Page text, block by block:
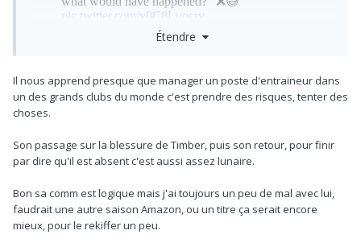
Il a dit surtout qu'il en a aucune idée. Je veux bien que tu
veuilles toujours défendre Arteta mais la vidéo est clair.
Il y a pas à chercher le bon moment quand ta "recrue" touche
40 ballons par matchs et qu'on assits à des purges depuis le
Elle est la différence entre Mikel et Pep/Enrique. Ils auraient
Étendre
Il nous apprend presque que manager un poste d'entraineur dans
un des grands clubs du monde c'est prendre des risques, tenter des
choses.
Son passage sur la blessure de Timber, puis son retour, pour finir
par dire qu'il est absent c'est aussi assez lunaire.
Bon sa comm est logique mais j'ai toujours un peu de mal avec lui,
faudrait une autre saison Amazon, ou un titre ça serait encore
mieux, pour le rekiffer un peu.